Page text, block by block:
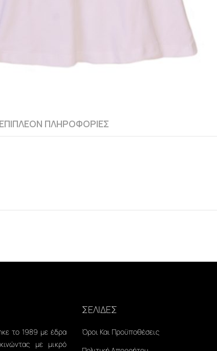
ΕΠΙΠΛΈΟΝ ΠΛΗΡΟΦΟΡΊΕΣ
το 1989 με έδρα
με μικρό
ΣΕΛΙΔΕΣ
Όροι Και Προϋποθέσεις